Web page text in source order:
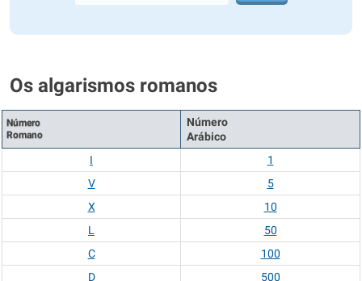
Os algarismos romanos
Número
Romano
Número
Arábico
I
1
V
5
X
10
L
50
C
100
D
500